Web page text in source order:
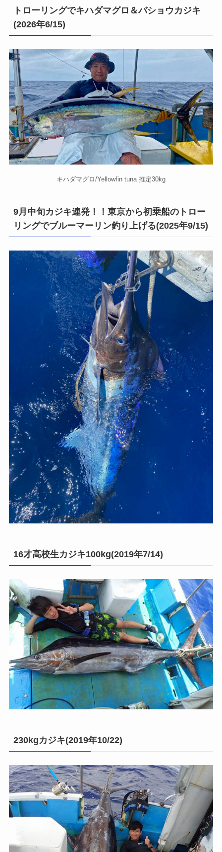
トローリングでキハダマグロ＆バショウカジキ
(2026年6/15)
キハダマグロ/Yellowfin tuna 推定30kg
9月中旬カジキ連発！！東京から初乗船のトロー
リングでブルーマーリン釣り上げる(2025年9/15)
16才高校生カジキ100kg(2019年7/14)
230kgカジキ(2019年10/22)